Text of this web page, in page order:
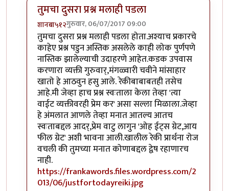
तुमचा दुसरा प्रश्न मलाही पडला
शानबा५१२गुरुवार, 06/07/2017 09:00
In reply toऐकलं आहे हे रेकी प्रकरण. पणbyज्योति अळवणी
तुमचा दुसरा प्रश्न मलाही पडला होता.अश्याच प्रकारचे
काहेए प्रश्न पडुन अस्तिक असलेले काही लोक पुर्णपणे
नास्तिक झालेल्याची उदाहरणे आहेत.कडक उपवास
करणारा व्यक्ती गुरुवार्,मंगळ्वारी चवीने मांसाहार
खातो हे आठवुन हसु आले. रेकीबाबाबतही तसेच
आहे.मी जेव्हा हाच प्रश्न स्वःताला केला तेव्हा 'त्या
वाईट व्यक्तीवरही प्रेम कर' असा सल्ला मिळाला.जेव्हा
हे अंमलात आणले तेव्हा मनात आतल्य आतच
स्वःताबद्दल आदर्,प्रेम वाटु लागुन 'ओह ईट्स ग्रेट,आय
फील ग्रेट' अशी भावना आली.खालील रेकी प्रार्थना रोज
वचली की तुमच्या मनात कोणाबद्दल द्वेष रहाणारच
नाही.
https://frankawords.files.wordpress.com/2
013/06/justfortodayreiki.jpg